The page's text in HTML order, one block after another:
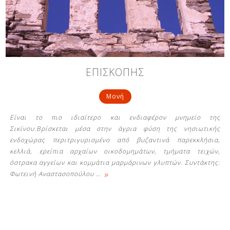
Δείτε μας:
Δείτε μας:
Δείτε μας:
Δείτε μας:
Δείτε μας:
ΕΠΙΣΚΟΠΗΣ
Μονή
Είναι το πιο ιδιαίτερο και ενδιαφέρον μνημείο της
Σικίνου.Βρίσκεται μέσα στην άγρια φύση της νησιωτικής
ενδοχώρας περιτριγυρισμένο από βυζαντινά παρεκκλήσια,
κελλιά, ερείπια αρχαίων οικοδομημάτων, τμήματα τειχών,
όστρακα αγγείων και κομμάτια μαρμάρινων γλυπτών. Συντάκτης:
Φωτεινή Αναστασοπούλου … »